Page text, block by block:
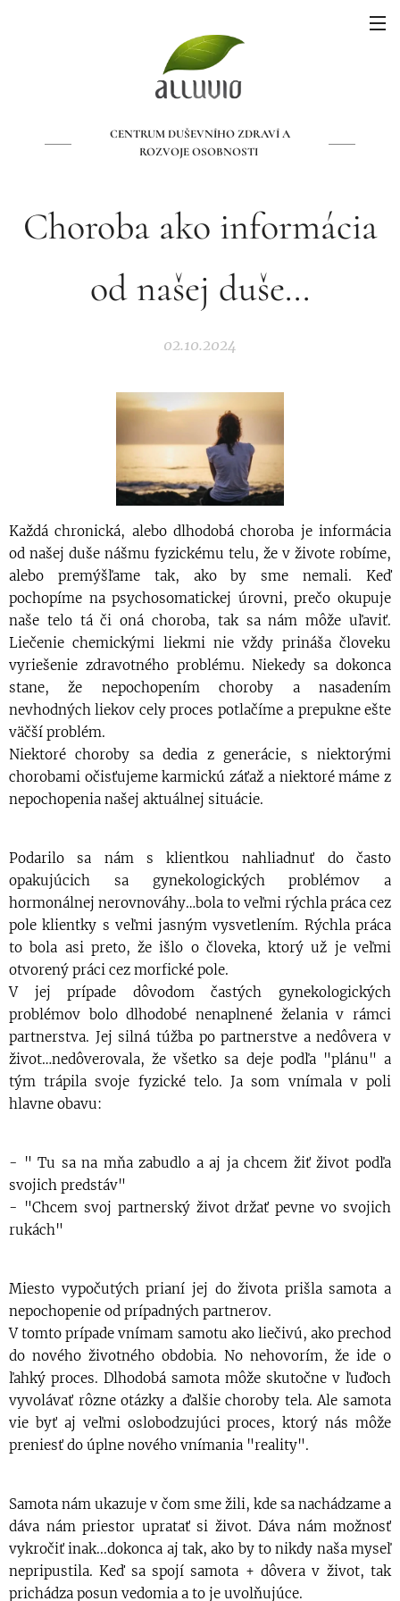
CENTRUM DUŠEVNÍHO ZDRAVÍ A
ROZVOJE OSOBNOSTI
Choroba ako informácia
od našej duše...
02.10.2024
Každá chronická, alebo dlhodobá choroba je informácia
od našej duše nášmu fyzickému telu, že v živote robíme,
alebo premýšľame tak, ako by sme nemali. Keď
pochopíme na psychosomatickej úrovni, prečo okupuje
naše telo tá či oná choroba, tak sa nám môže uľaviť.
Liečenie chemickými liekmi nie vždy prináša človeku
vyriešenie zdravotného problému. Niekedy sa dokonca
stane, že nepochopením choroby a nasadením
nevhodných liekov cely proces potlačíme a prepukne ešte
väčší problém.
Niektoré choroby sa dedia z generácie, s niektorými
chorobami očisťujeme karmickú záťaž a niektoré máme z
nepochopenia našej aktuálnej situácie.
Podarilo sa nám s klientkou nahliadnuť do často
opakujúcich sa gynekologických problémov a
hormonálnej nerovnováhy…bola to veľmi rýchla práca cez
pole klientky s veľmi jasným vysvetlením. Rýchla práca
to bola asi preto, že išlo o človeka, ktorý už je veľmi
otvorený práci cez morfické pole.
V jej prípade dôvodom častých gynekologických
problémov bolo dlhodobé nenaplnené želania v rámci
partnerstva. Jej silná túžba po partnerstve a nedôvera v
život…nedôverovala, že všetko sa deje podľa "plánu" a
tým trápila svoje fyzické telo. Ja som vnímala v poli
hlavne obavu:
- " Tu sa na mňa zabudlo a aj ja chcem žiť život podľa
svojich predstáv"
- "Chcem svoj partnerský život držať pevne vo svojich
rukách"
Miesto vypočutých prianí jej do života prišla samota a
nepochopenie od prípadných partnerov.
V tomto prípade vnímam samotu ako liečivú, ako prechod
do nového životného obdobia. No nehovorím, že ide o
ľahký proces. Dlhodobá samota môže skutočne v ľuďoch
vyvolávať rôzne otázky a ďalšie choroby tela. Ale samota
vie byť aj veľmi oslobodzujúci proces, ktorý nás môže
preniesť do úplne nového vnímania "reality".
Samota nám ukazuje v čom sme žili, kde sa nachádzame a
dáva nám priestor upratať si život. Dáva nám možnosť
vykročiť inak...dokonca aj tak, ako by to nikdy naša myseľ
nepripustila. Keď sa spojí samota + dôvera v život, tak
prichádza posun vedomia a to je uvolňujúce.